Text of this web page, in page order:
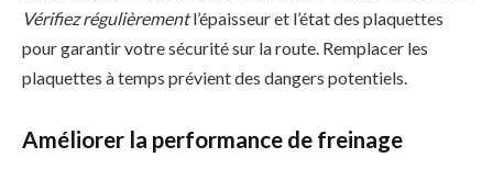
Vérifiez régulièrementl’épaisseur et l’état des plaquettes
pour garantir votre sécurité sur la route. Remplacer les
plaquettes à temps prévient des dangers potentiels.
Améliorer la performance de freinage